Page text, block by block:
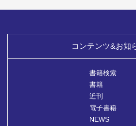
コンテンツ&お知
書籍検索
書籍
近刊
電子書籍
NEWS